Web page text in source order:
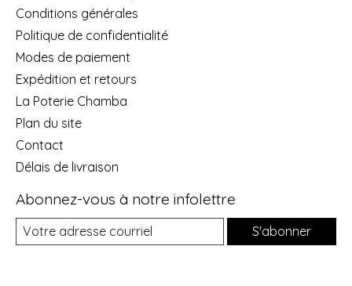
Conditions générales
Politique de confidentialité
Modes de paiement
Expédition et retours
La Poterie Chamba
Plan du site
Contact
Délais de livraison
Abonnez-vous à notre infolettre
S'abonner